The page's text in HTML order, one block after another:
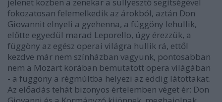
fokozatosan felemelkedik az árokból, aztán Don
Giovannit elnyeli a gyehenna, a függöny lehullik,
előtte egyedül marad Leporello, úgy érezzük, a
függöny az egész operai világra hullik rá, ettől
kezdve már nem színházban vagyunk, pontosabban
nem a Mozart korában bemutatott opera világában
- a függöny a régmúltba helyezi az eddig látottakat.
Az előadás tehát bizonyos értelemben véget ér: Don